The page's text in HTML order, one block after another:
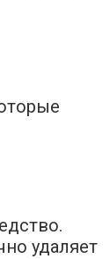
удаляет